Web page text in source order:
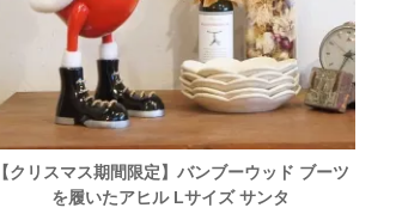
【クリスマス期間限定】バンブーウッド ブーツ
を履いたアヒル Lサイズ サンタ